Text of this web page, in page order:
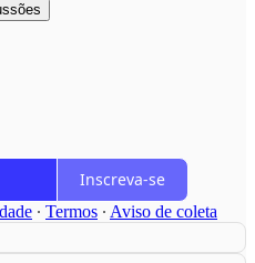
Inscreva-se
∙ Termos ∙ Aviso de coleta